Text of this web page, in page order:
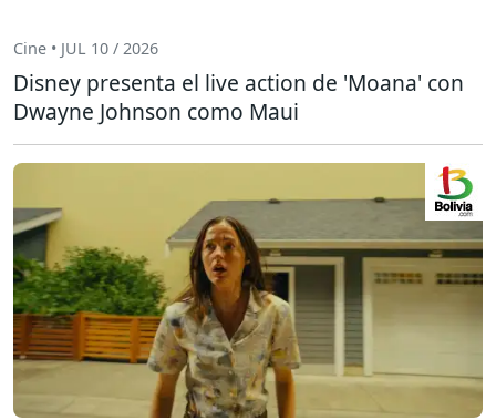
Cine • JUL 10 / 2026
Disney presenta el live action de 'Moana' con
Dwayne Johnson como Maui